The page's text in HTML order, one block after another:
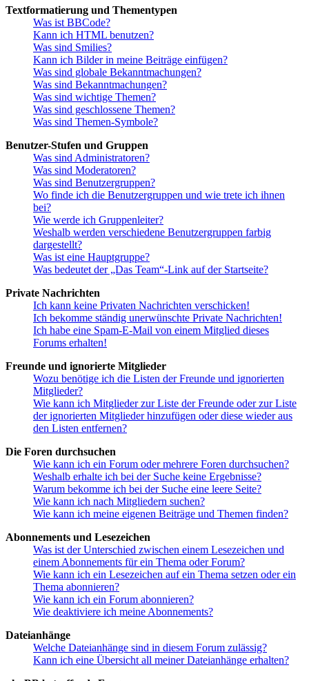
Textformatierung und Thementypen
Was ist BBCode?
Kann ich HTML benutzen?
Was sind Smilies?
Kann ich Bilder in meine Beiträge einfügen?
Was sind globale Bekanntmachungen?
Was sind Bekanntmachungen?
Was sind wichtige Themen?
Was sind geschlossene Themen?
Was sind Themen-Symbole?
Benutzer-Stufen und Gruppen
Was sind Administratoren?
Was sind Moderatoren?
Was sind Benutzergruppen?
Wo finde ich die Benutzergruppen und wie trete ich ihnen
bei?
Wie werde ich Gruppenleiter?
Weshalb werden verschiedene Benutzergruppen farbig
dargestellt?
Was ist eine Hauptgruppe?
Was bedeutet der „Das Team“-Link auf der Startseite?
Private Nachrichten
Ich kann keine Privaten Nachrichten verschicken!
Ich bekomme ständig unerwünschte Private Nachrichten!
Ich habe eine Spam-E-Mail von einem Mitglied dieses
Forums erhalten!
Freunde und ignorierte Mitglieder
Wozu benötige ich die Listen der Freunde und ignorierten
Mitglieder?
Wie kann ich Mitglieder zur Liste der Freunde oder zur Liste
der ignorierten Mitglieder hinzufügen oder diese wieder aus
den Listen entfernen?
Die Foren durchsuchen
Wie kann ich ein Forum oder mehrere Foren durchsuchen?
Weshalb erhalte ich bei der Suche keine Ergebnisse?
Warum bekomme ich bei der Suche eine leere Seite?
Wie kann ich nach Mitgliedern suchen?
Wie kann ich meine eigenen Beiträge und Themen finden?
Abonnements und Lesezeichen
Was ist der Unterschied zwischen einem Lesezeichen und
einem Abonnements für ein Thema oder Forum?
Wie kann ich ein Lesezeichen auf ein Thema setzen oder ein
Thema abonnieren?
Wie kann ich ein Forum abonnieren?
Wie deaktiviere ich meine Abonnements?
Dateianhänge
Welche Dateianhänge sind in diesem Forum zulässig?
Kann ich eine Übersicht all meiner Dateianhänge erhalten?